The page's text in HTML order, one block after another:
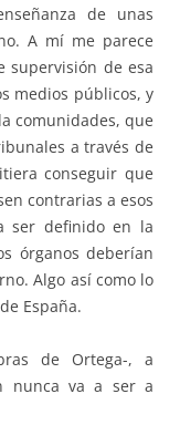
de unas
A mí me parece
supervisión de esa
medios públicos, y
comunidades, que
a través de
conseguir que
contrarias a esos
ser definido en la
órganos deberían
Algo así como lo
España.
de Ortega-, a
nunca va a ser a